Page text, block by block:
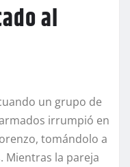
al
un grupo de
irrumpió en
tomándolo a
Mientras la pareja